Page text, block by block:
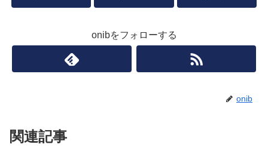
onibをフォローする
onib
関連記事